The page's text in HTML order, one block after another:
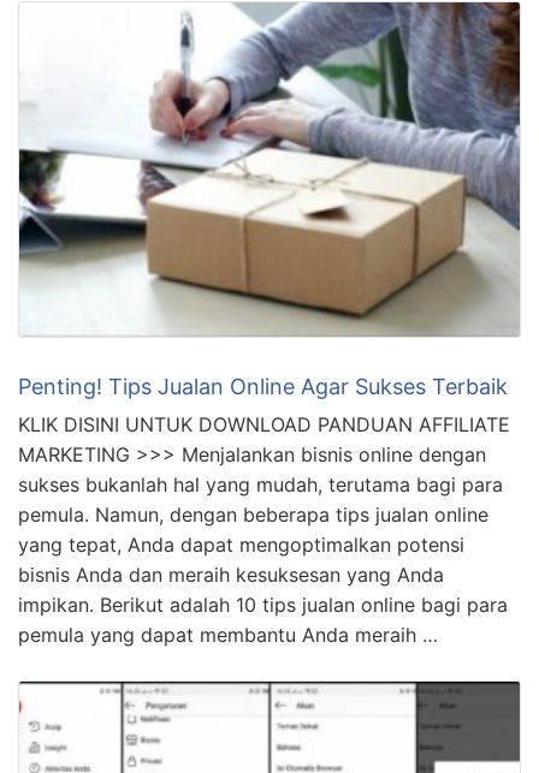
Penting! Tips Jualan Online Agar Sukses Terbaik
KLIK DISINI UNTUK DOWNLOAD PANDUAN AFFILIATE
MARKETING >>> Menjalankan bisnis online dengan
sukses bukanlah hal yang mudah, terutama bagi para
pemula. Namun, dengan beberapa tips jualan online
yang tepat, Anda dapat mengoptimalkan potensi
bisnis Anda dan meraih kesuksesan yang Anda
impikan. Berikut adalah 10 tips jualan online bagi para
pemula yang dapat membantu Anda meraih …